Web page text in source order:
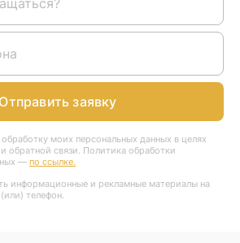
Отправить заявку
моих персональных данных в целях
обратной связи. Политика обработки
— по ссылке.
информационные и рекламные материалы на
телефон.